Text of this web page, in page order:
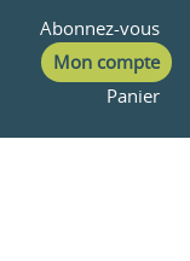
Abonnez-vous
Mon compte
Panier